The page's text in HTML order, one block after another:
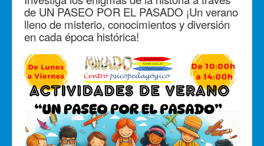
de UN PASEO POR EL PASADO ¡Un verano
lleno de misterio, conocimientos y diversión
en cada época histórica!